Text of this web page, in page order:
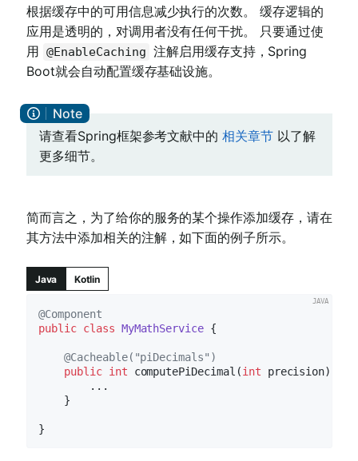
根据缓存中的可用信息减少执行的次数。 缓存逻辑的
应用是透明的，对调用者没有任何干扰。 只要通过使
用 @EnableCaching 注解启用缓存支持，Spring
Boot就会自动配置缓存基础设施。
请查看Spring框架参考文献中的相关章节 以了解
更多细节。
简而言之，为了给你的服务的某个操作添加缓存，请在
其方法中添加相关的注解，如下面的例子所示。
Java Kotlin
@Component
public class MyMathService {
@Cacheable("piDecimals")
public int computePiDecimal (int precision)
        ...
    }